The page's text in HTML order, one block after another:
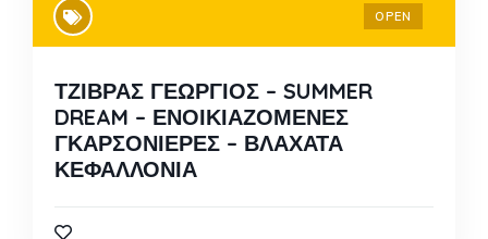
OPEN
ΤΖΙΒΡΑΣ ΓΕΩΡΓΙΟΣ – SUMMER
DREAM – ΕΝΟΙΚΙΑΖΟΜΕΝΕΣ
ΓΚΑΡΣΟΝΙΕΡΕΣ – ΒΛΑΧΑΤΑ
ΚΕΦΑΛΛΟΝΙΑ